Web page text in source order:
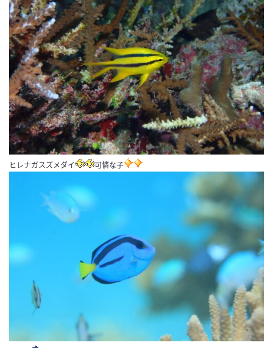
ヒレナガスズメダイ 可憐な子